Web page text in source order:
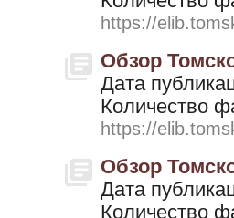
https://
Обзор
Дата
Количество
https://
Обзор
Дата
Количество